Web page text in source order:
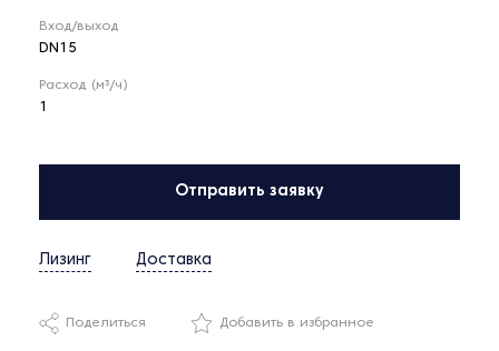
Вход/выход
DN15
Расход (м³/ч)
Отправить заявку
Лизинг Доставка
Поделиться Добавить в избранное